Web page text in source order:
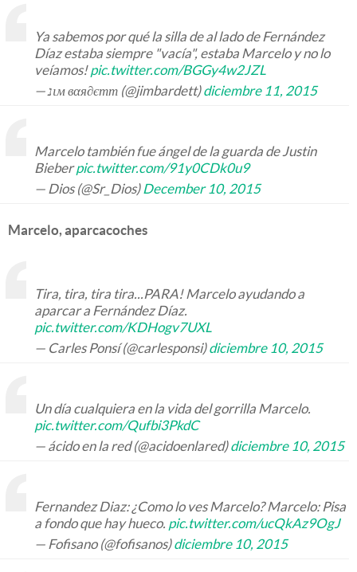
Ya sabemos por qué la silla de al lado de Fernández
Díaz estaba siempre "vacía", estaba Marcelo y no lo
veíamos!pic.twitter.com/BGGy4w2JZL
— נιм вαя∂єтт (@jimbardett)diciembre 11, 2015
Marcelo también fue ángel de la guarda de Justin
Bieberpic.twitter.com/91y0CDk0u9
— Dios (@Sr_Dios)December 10, 2015
Marcelo, aparcacoches
Tira, tira, tira tira...PARA! Marcelo ayudando a
aparcar a Fernández Díaz.
pic.twitter.com/KDHogv7UXL
— Carles Ponsí (@carlesponsi)diciembre 10, 2015
Un día cualquiera en la vida del gorrilla Marcelo.
pic.twitter.com/Qufbi3PkdC
— ácido en la red (@acidoenlared)diciembre 10, 2015
Fernandez Diaz: ¿Como lo ves Marcelo? Marcelo: Pisa
a fondo que hay hueco. pic.twitter.com/ucQkAz9OgJ
— Fofisano (@fofisanos)diciembre 10, 2015